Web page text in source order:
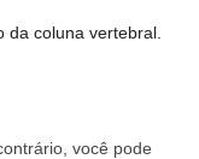
da coluna vertebral.
você pode